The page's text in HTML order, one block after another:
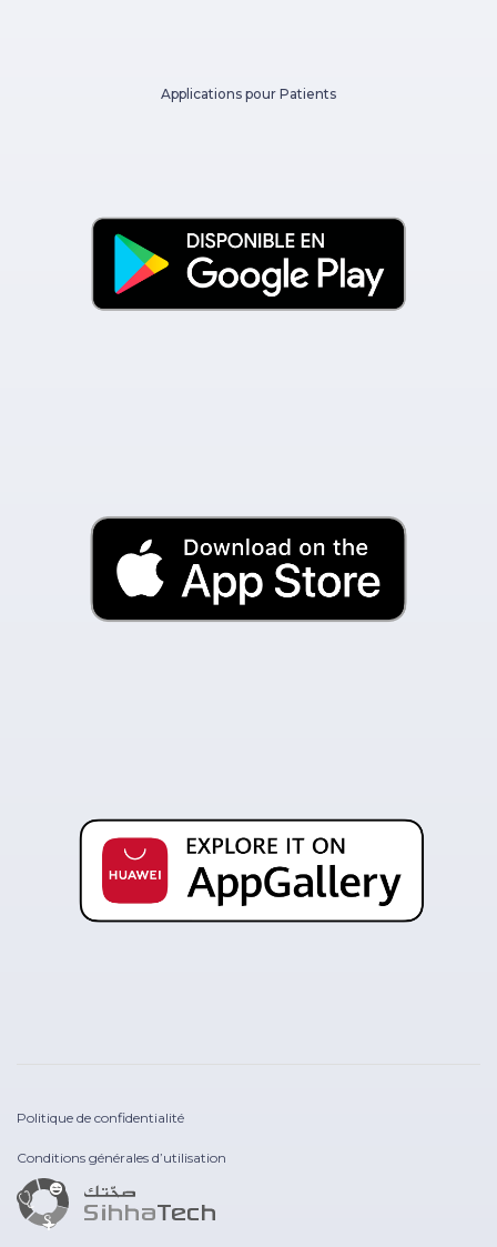
Applications pour Patients
Politique de confidentialité
Conditions générales d’utilisation